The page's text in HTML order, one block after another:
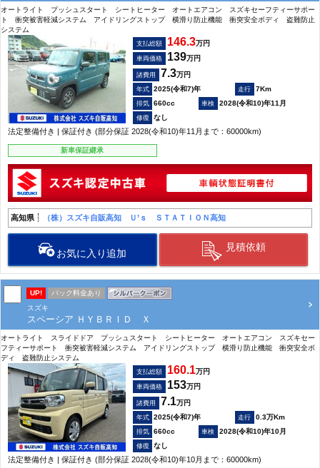
オートライト プッシュスタート シートヒーター オートエアコン スズキセーフティーサポー
ト 衝突被害軽減システム アイドリングストップ 横滑り防止機能 衝突安全ボディ 盗難防止
システム
支払総額 146.3万円
車両価格 139万円
諸費用 7.3万円
2025(令和7)年
7Km
660cc
2028(令和10)年11月
なし
法定整備付き | 保証付き (部分保証 2028(令和10)年11月まで：60000km)
新車保証継承
高知県 （株）スズキ自販高知 Ｕ’ｓ ＳＴＡＴＩＯＮ高知
お気に入り追加
見積依頼
UP!
パック料金あり
スズキ
スペーシア ＨＹＢＲＩＤ Ｘ
オートライト スライドドア プッシュスタート シートヒーター オートエアコン スズキセー
フティーサポート 衝突被害軽減システム アイドリングストップ 横滑り防止機能 衝突安全ボ
ディ 盗難防止システム
支払総額 160.1万円
車両価格 153万円
諸費用 7.1万円
2025(令和7)年
0.3万Km
660cc
2028(令和10)年10月
なし
法定整備付き | 保証付き (部分保証 2028(令和10)年10月まで：60000km)